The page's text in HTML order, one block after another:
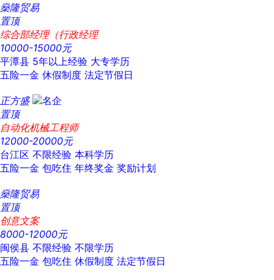
燊隆贸易
置顶
综合部经理（行政经理
10000-15000元
平潭县 5年以上经验 大专学历
五险一金 休假制度 法定节假日
正方盛
置顶
自动化机械工程师
12000-20000元
台江区 不限经验 本科学历
五险一金 包吃住 年终奖金 奖励计划
燊隆贸易
置顶
创意文案
8000-12000元
闽侯县 不限经验 不限学历
五险一金 包吃住 休假制度 法定节假日